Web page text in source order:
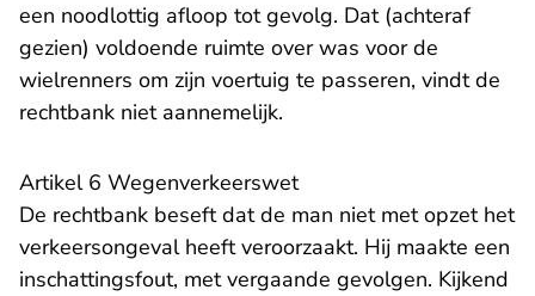
een noodlottig afloop tot gevolg. Dat (achteraf
gezien) voldoende ruimte over was voor de
wielrenners om zijn voertuig te passeren, vindt de
rechtbank niet aannemelijk.
Artikel 6 Wegenverkeerswet
De rechtbank beseft dat de man niet met opzet het
verkeersongeval heeft veroorzaakt. Hij maakte een
inschattingsfout, met vergaande gevolgen. Kijkend